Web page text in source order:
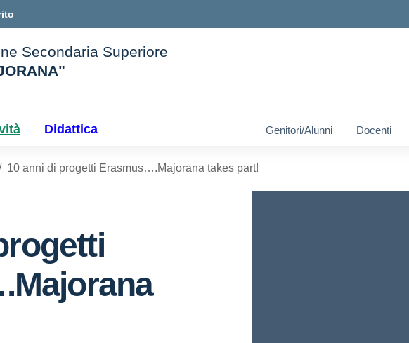
Secondaria Superiore
Didattica Genitori/Alunni Docenti
10 anni di progetti Erasmus….Majorana takes part!